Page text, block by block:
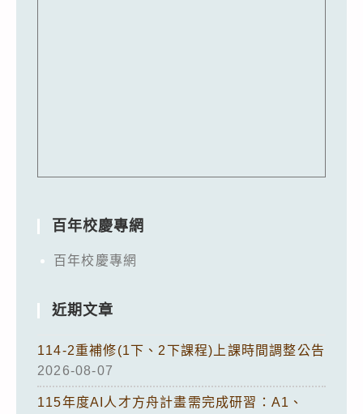
百年校慶專網
百年校慶專網
近期文章
114-2重補修(1下、2下課程)上課時間調整公告
2026-08-07
115年度AI人才方舟計畫需完成研習：A1、